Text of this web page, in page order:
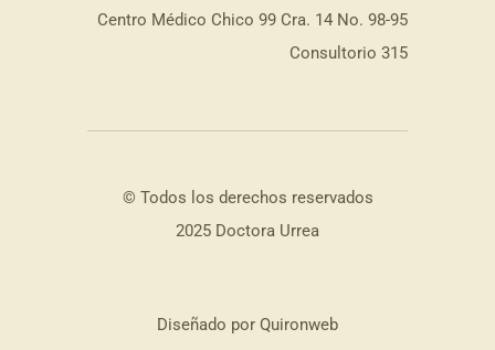
Centro Médico Chico 99 Cra. 14 No. 98-95
Consultorio 315
© Todos los derechos reservados
2025 Doctora Urrea
Diseñado por Quironweb